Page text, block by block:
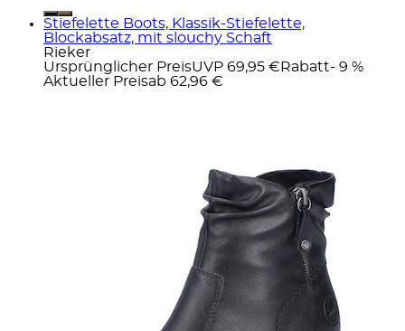
Stiefelette Boots, Klassik-Stiefelette,
Blockabsatz, mit slouchy Schaft
Rieker
Ursprünglicher PreisUVP 69,95 € Rabatt- 9 %
Aktueller Preisab 62,96 €